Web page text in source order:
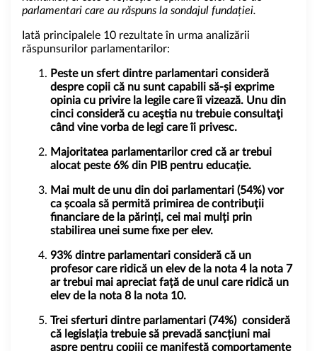
parlamentari care au răspuns la sondajul fundației.
Iată principalele 10 rezultate în urma analizării
răspunsurilor parlamentarilor:
Peste un sfert dintre parlamentari consideră
despre copii că nu sunt capabili să-și exprime
opinia cu privire la legile care îi vizează. Unu din
cinci consideră cu aceştia nu trebuie consultaţi
când vine vorba de legi care îi privesc.
Majoritatea parlamentarilor cred că ar trebui
alocat peste 6% din PIB pentru educație.
Mai mult de unu din doi parlamentari (54%) vor
ca școala să permită primirea de contribuții
financiare de la părinți, cei mai mulți prin
stabilirea unei sume fixe per elev.
93% dintre parlamentari consideră că un
profesor care ridică un elev de la nota 4 la nota 7
ar trebui mai apreciat față de unul care ridică un
elev de la nota 8 la nota 10.
Trei sferturi dintre parlamentari (74%) consideră
că legislația trebuie să prevadă sancțiuni mai
aspre pentru copiii ce manifestă comportamente